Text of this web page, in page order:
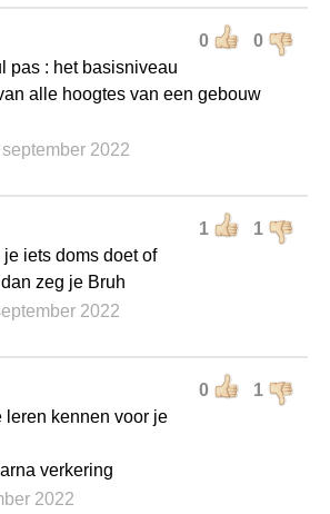
0 0
pas : het basisniveau
alle hoogtes van een gebouw
2022
1 1
iets doms doet of
zeg je Bruh
2022
0 1
leren kennen voor je
verkering
2022